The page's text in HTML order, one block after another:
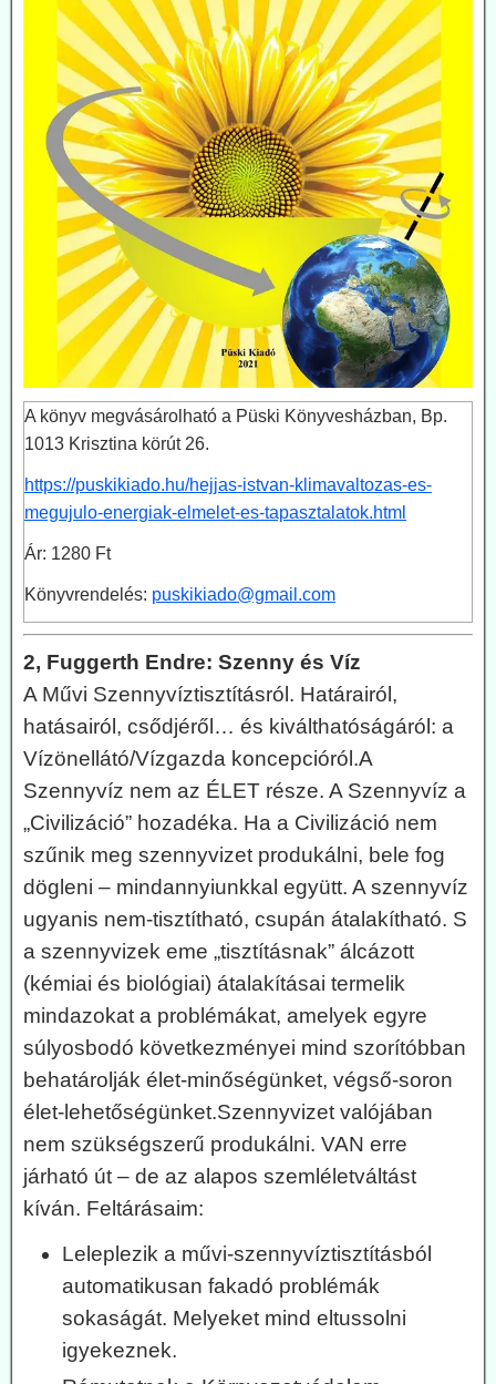
A könyv megvásárolható a Püski Könyvesházban, Bp.
1013 Krisztina körút 26.
https://puskikiado.hu/hejjas-istvan-klimavaltozas-es-
megujulo-energiak-elmelet-es-tapasztalatok.html
Ár: 1280 Ft
Könyvrendelés: puskikiado@gmail.com
2, Fuggerth Endre: Szenny és Víz
A Művi Szennyvíztisztításról. Határairól,
hatásairól, csődjéről… és kiválthatóságáról: a
Vízönellátó/Vízgazda koncepcióról.A
Szennyvíz nem az ÉLET része. A Szennyvíz a
„Civilizáció” hozadéka. Ha a Civilizáció nem
szűnik meg szennyvizet produkálni, bele fog
dögleni – mindannyiunkkal együtt. A szennyvíz
ugyanis nem-tisztítható, csupán átalakítható. S
a szennyvizek eme „tisztításnak” álcázott
(kémiai és biológiai) átalakításai termelik
mindazokat a problémákat, amelyek egyre
súlyosbodó következményei mind szorítóbban
behatárolják élet-minőségünket, végső-soron
élet-lehetőségünket.Szennyvizet valójában
nem szükségszerű produkálni. VAN erre
járható út – de az alapos szemléletváltást
kíván. Feltárásaim:
Leleplezik a művi-szennyvíztisztításból
automatikusan fakadó problémák
sokaságát. Melyeket mind eltussolni
igyekeznek.